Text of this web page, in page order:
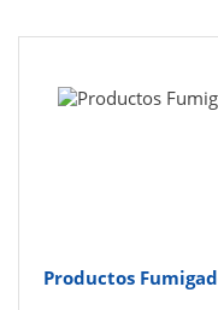
Productos